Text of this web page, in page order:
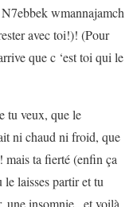
wmannajamch
avec toi!)! (Pour
que c ‘est toi qui le
tu veux, que le
ni chaud ni froid, que
ta fierté (enfin ça
laisses partir et tu
une insomnie.. et voilà